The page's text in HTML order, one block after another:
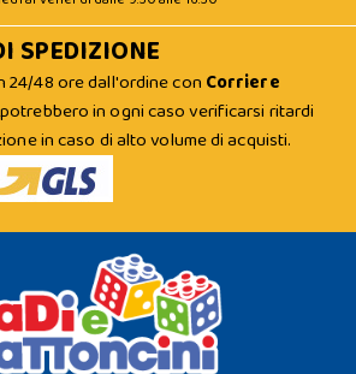
SPEDIZIONE
24/48 ore dall'ordine con Corriere
in ogni caso verificarsi ritardi
in caso di alto volume di acquisti.